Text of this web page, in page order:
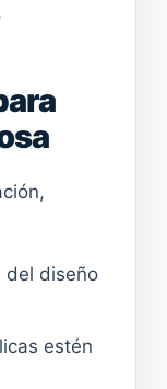
del diseño
estén